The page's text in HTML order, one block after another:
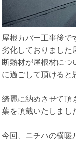
屋根カバー工事後で
劣化しておりました
断熱材が屋根材につ
に過ごして頂けると
綺麗に納めさせて頂
葉を頂戴いたしまし
今回、ニチハの横暖